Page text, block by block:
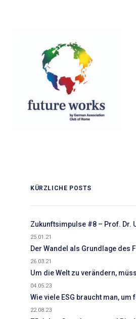
KÜRZLICHE POSTS
Zukunftsimpulse #8 – Prof. Dr.
25.01.21
Der Wandel als Grundlage des
26.03.21
Um die Welt zu verändern,
04.05.23
Wie viele ESG braucht man,
22.08.23